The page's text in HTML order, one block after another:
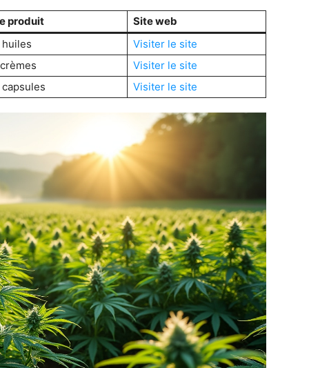
produit
Site web
Visiter le site
Visiter le site
Visiter le site